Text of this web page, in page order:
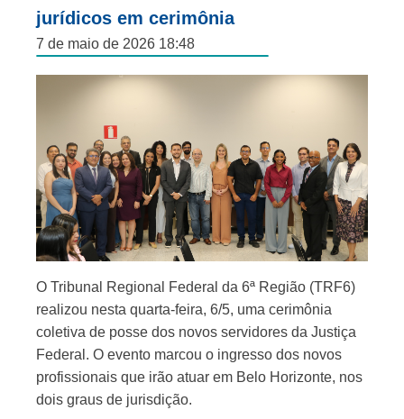
jurídicos em cerimônia
7 de maio de 2026 18:48
O Tribunal Regional Federal da 6ª Região (TRF6)
realizou nesta quarta-feira, 6/5, uma cerimônia
coletiva de posse dos novos servidores da Justiça
Federal. O evento marcou o ingresso dos novos
profissionais que irão atuar em Belo Horizonte, nos
dois graus de jurisdição.